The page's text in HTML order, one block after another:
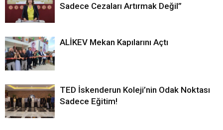
Sadece Cezaları Artırmak Değil”
ALİKEV Mekan Kapılarını Açtı
TED İskenderun Koleji’nin Odak Noktası
Sadece Eğitim!